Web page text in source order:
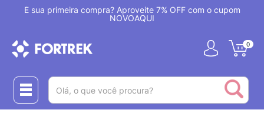
É sua primeira compra? Aproveite 7% OFF com o cupom
NOVOAQUI
0
(pesquisar)